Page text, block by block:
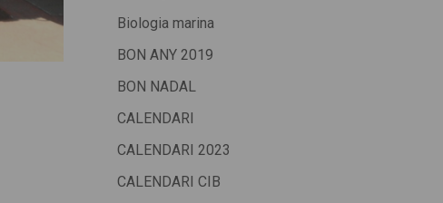
Biologia marina
BON ANY 2019
BON NADAL
CALENDARI
CALENDARI 2023
CALENDARI CIB